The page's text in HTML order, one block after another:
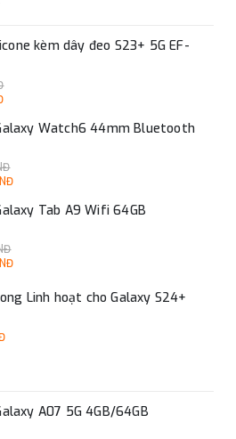
kèm dây đeo S23+ 5G EF-
Watch6 44mm Bluetooth
Tab A9 Wifi 64GB
Linh hoạt cho Galaxy S24+
A07 5G 4GB/64GB